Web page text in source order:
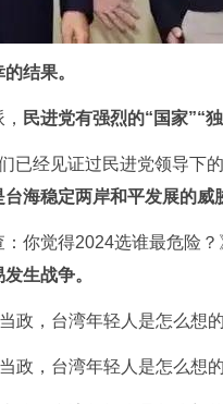
结果。
民进党有强烈的“国家”“
已经见证过民进党领导下的
海稳定两岸和平发展的威
你觉得2024选谁最危险？
生战争。